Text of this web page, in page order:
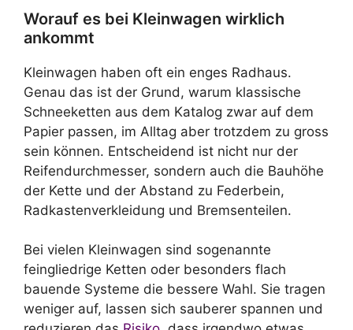
Worauf es bei Kleinwagen wirklich
ankommt
Kleinwagen haben oft ein enges Radhaus.
Genau das ist der Grund, warum klassische
Schneeketten aus dem Katalog zwar auf dem
Papier passen, im Alltag aber trotzdem zu gross
sein können. Entscheidend ist nicht nur der
Reifendurchmesser, sondern auch die Bauhöhe
der Kette und der Abstand zu Federbein,
Radkastenverkleidung und Bremsenteilen.
Bei vielen Kleinwagen sind sogenannte
feingliedrige Ketten oder besonders flach
bauende Systeme die bessere Wahl. Sie tragen
weniger auf, lassen sich sauberer spannen und